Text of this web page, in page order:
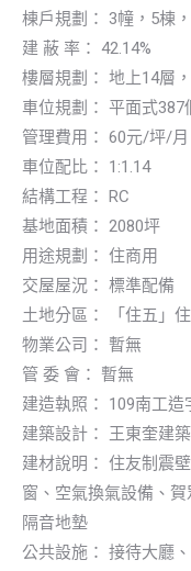
棟戶規劃： 3幢，5棟
建 蔽 率： 42.14%
樓層規劃： 地上14層
車位規劃： 平面式387
管理費用： 60元/坪/月
車位配比： 1:1.14
結構工程： RC
基地面積： 2080坪
用途規劃： 住商用
交屋屋況： 標準配備
土地分區： 「住五」
物業公司： 暫無
管 委 會： 暫無
建造執照： 109南工造
建築設計： 王東奎建
建材說明： 住友制震
窗、空氣換氣設備、
隔音地墊
公共設施： 接待大廳